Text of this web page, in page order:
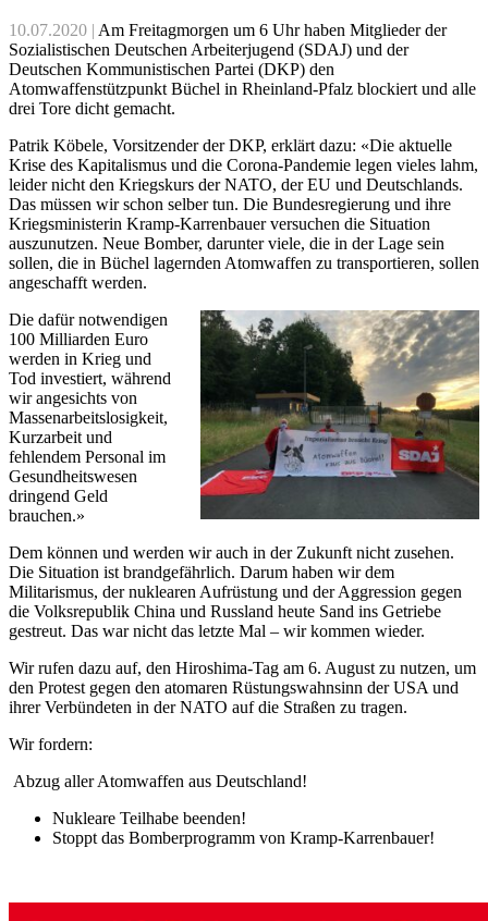
10.07.2020 | Am Freitagmorgen um 6 Uhr haben Mitglieder der
Sozialistischen Deutschen Arbeiterjugend (SDAJ) und der
Deutschen Kommunistischen Partei (DKP) den
Atomwaffenstützpunkt Büchel in Rheinland-Pfalz blockiert und alle
drei Tore dicht gemacht.
Patrik Köbele, Vorsitzender der DKP, erklärt dazu: «Die aktuelle
Krise des Kapitalismus und die Corona-Pandemie legen vieles lahm,
leider nicht den Kriegskurs der NATO, der EU und Deutschlands.
Das müssen wir schon selber tun. Die Bundesregierung und ihre
Kriegsministerin Kramp-Karrenbauer versuchen die Situation
auszunutzen. Neue Bomber, darunter viele, die in der Lage sein
sollen, die in Büchel lagernden Atomwaffen zu transportieren, sollen
angeschafft werden.
Die dafür notwendigen
100 Milliarden Euro
werden in Krieg und
Tod investiert, während
wir angesichts von
Massenarbeitslosigkeit,
Kurzarbeit und
fehlendem Personal im
Gesundheitswesen
dringend Geld
brauchen.»
Dem können und werden wir auch in der Zukunft nicht zusehen.
Die Situation ist brandgefährlich. Darum haben wir dem
Militarismus, der nuklearen Aufrüstung und der Aggression gegen
die Volksrepublik China und Russland heute Sand ins Getriebe
gestreut. Das war nicht das letzte Mal – wir kommen wieder.
Wir rufen dazu auf, den Hiroshima-Tag am 6. August zu nutzen, um
den Protest gegen den atomaren Rüstungswahnsinn der USA und
ihrer Verbündeten in der NATO auf die Straßen zu tragen.
Wir fordern:
Abzug aller Atomwaffen aus Deutschland!
Nukleare Teilhabe beenden!
Stoppt das Bomberprogramm von Kramp-Karrenbauer!